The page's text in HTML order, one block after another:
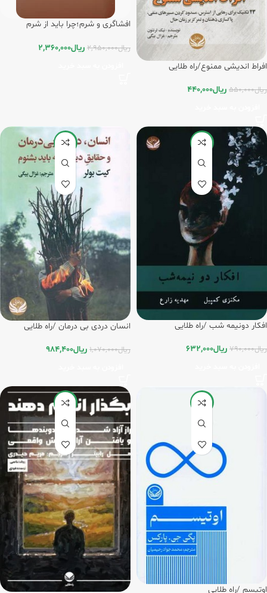
افراط اندیشی ممنوع/راه طلایی
ریال550,000 ریال440,000
افشاگری و شرم؛چرا باید از شرم
ریال2,950,000 ریال2,360,000
-20%
افکار دونیمه شب /راه طلایی
ریال790,000 ریال632,000
-8%
انسان دردی بی درمان /راه طلایی
ریال1,070,000 ریال984,400
-20%
اوتیسم /راه طلایی
-20%